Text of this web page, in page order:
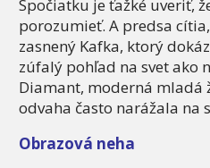
Spočiatku je ťažké uveriť,
porozumieť. A predsa
zasnený Kafka, ktorý
zúfalý pohľad na svet ako
Diamant, moderná mladá
odvaha často narážala na
Obrazová neha